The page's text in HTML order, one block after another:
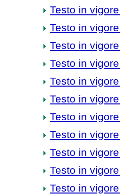
Testo in
Testo in
Testo in
Testo in
Testo in
Testo in
Testo in
Testo in
Testo in
Testo in
Testo in